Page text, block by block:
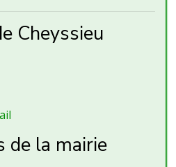
Cheyssieu
de la mairie